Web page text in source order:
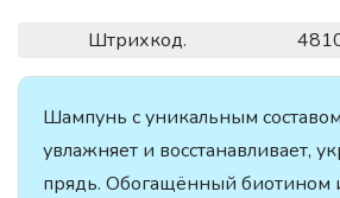
Штрихкод.
Шампунь с уникальным
увлажняет и восстанавливает,
прядь. Обогащённый биотином